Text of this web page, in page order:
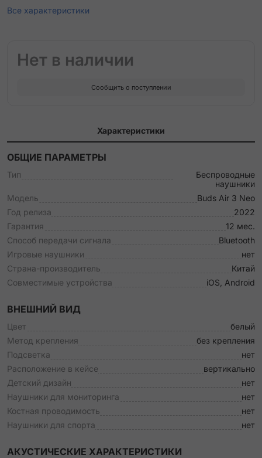
Все характеристики
Нет в наличии
Сообщить о поступлении
Характеристики
ОБЩИЕ ПАРАМЕТРЫ
Тип
Беспроводные
наушники
Модель
Buds Air 3 Neo
Год релиза
2022
Гарантия
12 мес.
Способ передачи сигнала
Bluetooth
Игровые наушники
нет
Страна-производитель
Китай
Совместимые устройства
iOS, Android
ВНЕШНИЙ ВИД
Цвет
белый
Метод крепления
без крепления
Подсветка
нет
Расположение в кейсе
вертикально
Детский дизайн
нет
Наушники для мониторинга
нет
Костная проводимость
нет
Наушники для спорта
нет
АКУСТИЧЕСКИЕ ХАРАКТЕРИСТИКИ